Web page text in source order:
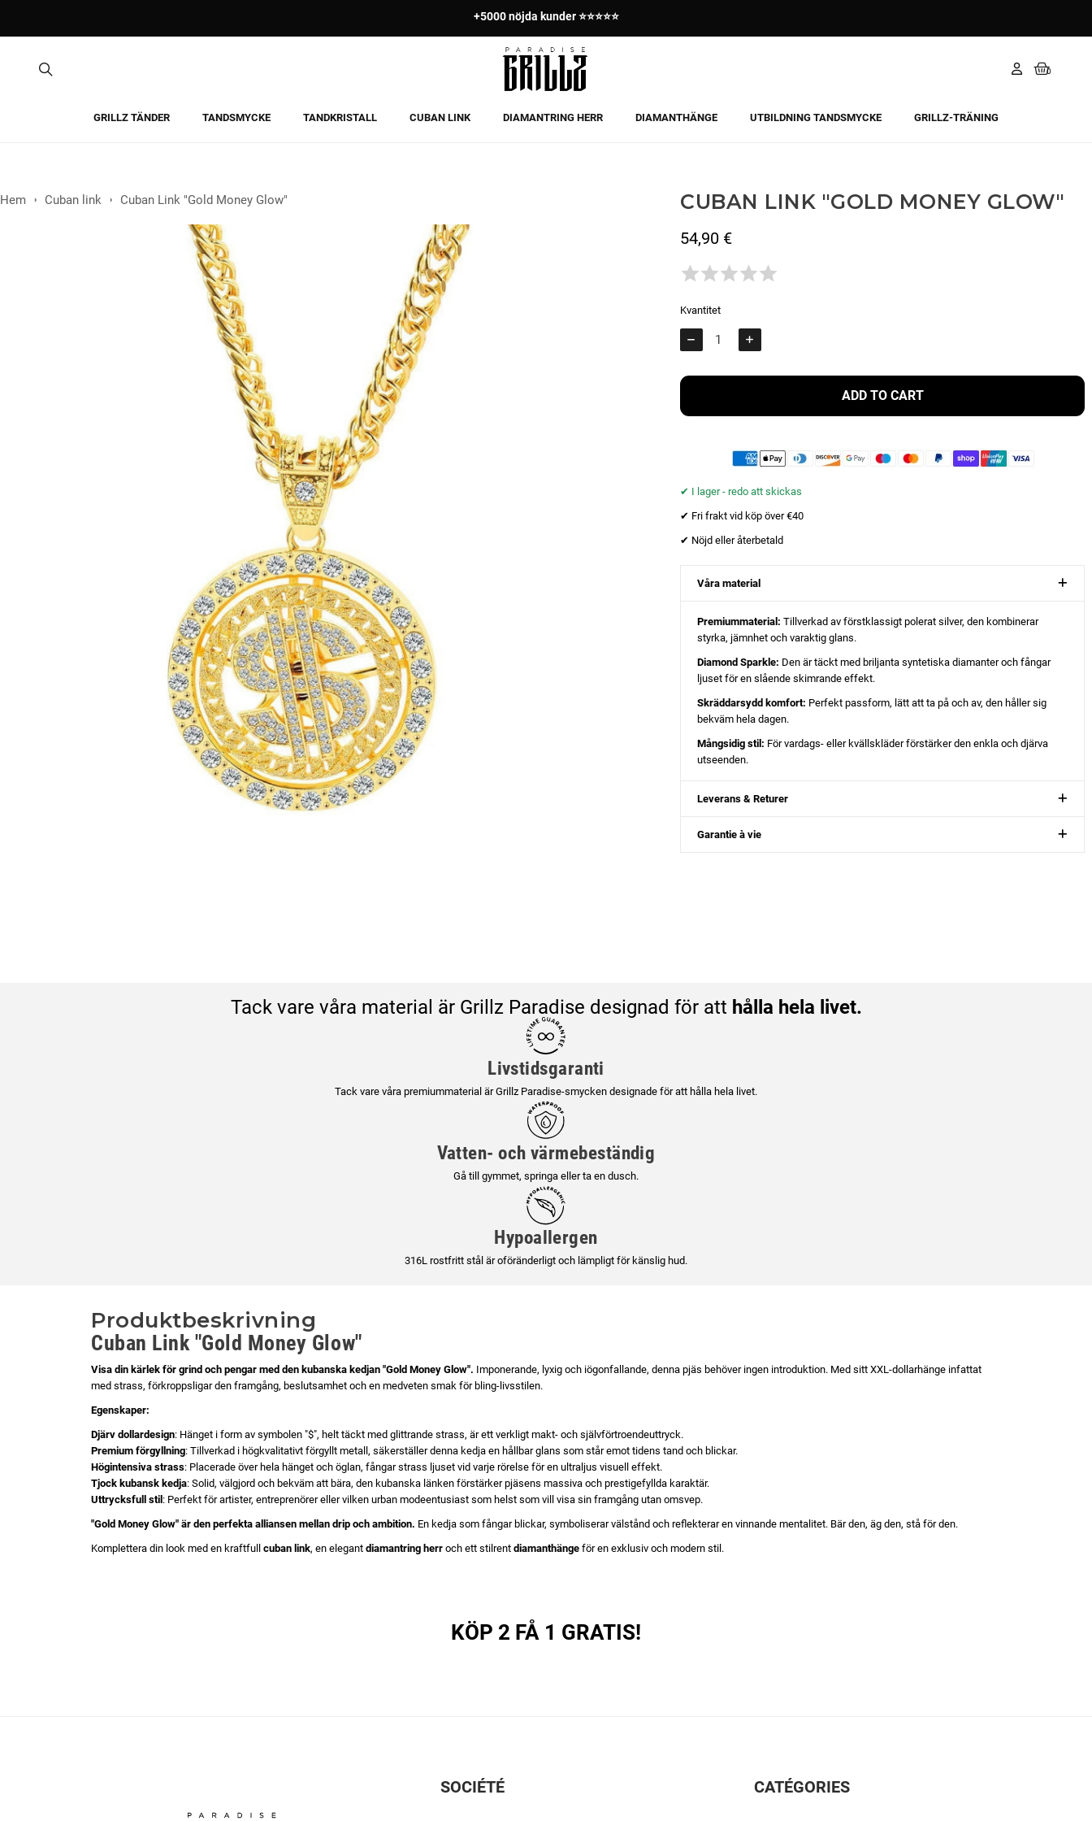
GRILLZ TÄNDER TANDSMYCKE TANDKRISTALL CUBAN LINK DIAMANTRING HERR DIAMANTHÄNGE UTBILDNING TANDSMYCKE GRILLZ-TRÄNING
Hem Cuban link Cuban Link "Gold Money Glow" CUBAN LINK "GOLD MONEY GLOW"
54,90 €
Kvantitet
ADD TO CART
✔︎ I lager - redo att skickas
✔︎ Fri frakt vid köp över €40
✔︎ Nöjd eller återbetald
Våra material
Premiummaterial: Tillverkad av förstklassigt polerat silver, den kombinerar
styrka, jämnhet och varaktig glans.
Diamond Sparkle: Den är täckt med briljanta syntetiska diamanter och fångar
ljuset för en slående skimrande effekt.
Skräddarsydd komfort: Perfekt passform, lätt att ta på och av, den håller sig
bekväm hela dagen.
Mångsidig stil: För vardags- eller kvällskläder förstärker den enkla och djärva
utseenden.
Leverans & Returer
Garantie à vie
Tack vare våra material är Grillz Paradise designad för att hålla hela livet.
Livstidsgaranti
Tack vare våra premiummaterial är Grillz Paradise-smycken designade för att hålla hela livet.
Vatten- och värmebeständig
Gå till gymmet, springa eller ta en dusch.
Hypoallergen
316L rostfritt stål är oföränderligt och lämpligt för känslig hud.
Produktbeskrivning
Cuban Link "Gold Money Glow"
Visa din kärlek för grind och pengar med den kubanska kedjan "Gold Money Glow". Imponerande, lyxig och iögonfallande, denna pjäs behöver ingen introduktion. Med sitt XXL-dollarhänge infattat
med strass, förkroppsligar den framgång, beslutsamhet och en medveten smak för bling-livsstilen.
Egenskaper:
Djärv dollardesign: Hänget i form av symbolen "$", helt täckt med glittrande strass, är ett verkligt makt- och självförtroendeuttryck.
Premium förgyllning: Tillverkad i högkvalitativt förgyllt metall, säkerställer denna kedja en hållbar glans som står emot tidens tand och blickar.
Högintensiva strass: Placerade över hela hänget och öglan, fångar strass ljuset vid varje rörelse för en ultraljus visuell effekt.
Tjock kubansk kedja: Solid, välgjord och bekväm att bära, den kubanska länken förstärker pjäsens massiva och prestigefyllda karaktär.
Uttrycksfull stil: Perfekt för artister, entreprenörer eller vilken urban modeentusiast som helst som vill visa sin framgång utan omsvep.
"Gold Money Glow" är den perfekta alliansen mellan drip och ambition. En kedja som fångar blickar, symboliserar välstånd och reflekterar en vinnande mentalitet. Bär den, äg den, stå för den.
Komplettera din look med en kraftfull cuban link, en elegant diamantring herr och ett stilrent diamanthänge för en exklusiv och modern stil.
KÖP 2 FÅ 1 GRATIS!
SOCIÉTÉ CATÉGORIES